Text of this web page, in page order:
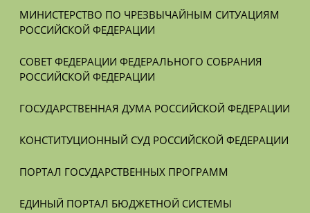
МИНИСТЕРСТВО ПО ЧРЕЗВЫЧАЙНЫМ СИТУАЦИЯМ
РОССИЙСКОЙ ФЕДЕРАЦИИ
СОВЕТ ФЕДЕРАЦИИ ФЕДЕРАЛЬНОГО СОБРАНИЯ
РОССИЙСКОЙ ФЕДЕРАЦИИ
ГОСУДАРСТВЕННАЯ ДУМА РОССИЙСКОЙ ФЕДЕРАЦИИ
КОНСТИТУЦИОННЫЙ СУД РОССИЙСКОЙ ФЕДЕРАЦИИ
ПОРТАЛ ГОСУДАРСТВЕННЫХ ПРОГРАММ
ЕДИНЫЙ ПОРТАЛ БЮДЖЕТНОЙ СИСТЕМЫ